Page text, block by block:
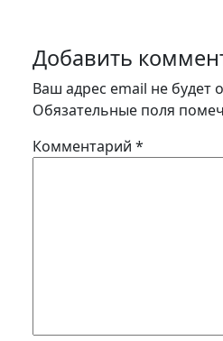
Добавить
Ваш адрес email не будет
Обязательные поля
Комментарий *